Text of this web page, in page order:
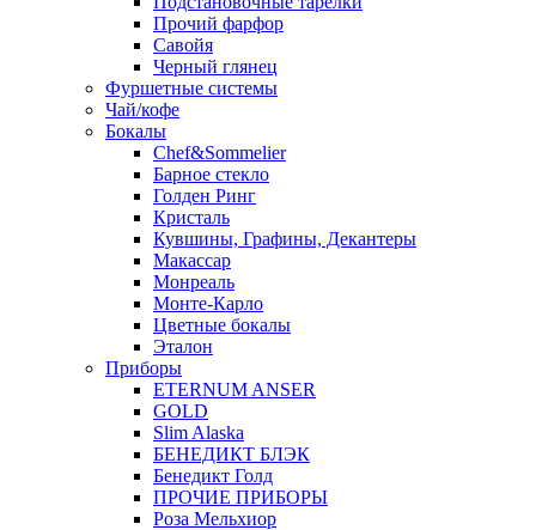
Прочий фарфор
Савойя
Черный глянец
Фуршетные системы
Чай/кофе
Бокалы
Chef&Sommelier
Барное стекло
Голден Ринг
Кристаль
Кувшины, Графины, Декантеры
Макассар
Монреаль
Монте-Карло
Цветные бокалы
Эталон
Приборы
ETERNUM ANSER
GOLD
Slim Alaska
БЕНЕДИКТ БЛЭК
Бенедикт Голд
ПРОЧИЕ ПРИБОРЫ
Роза Мельхиор